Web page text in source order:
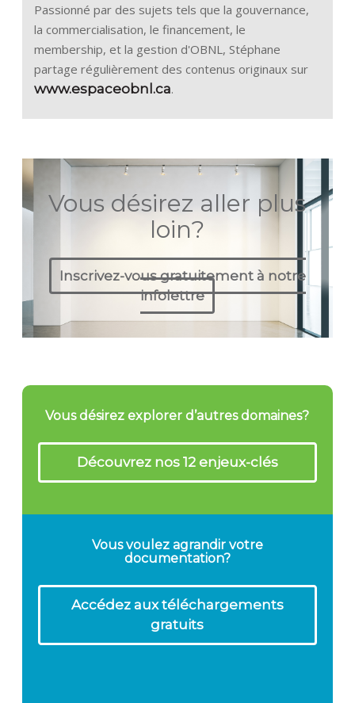
Passionné par des sujets tels que la gouvernance,
la commercialisation, le financement, le
membership, et la gestion d'OBNL, Stéphane
partage régulièrement des contenus originaux sur
www.espaceobnl.ca.
Vous désirez aller plus
loin?
Inscrivez-vous gratuitement à notre
infolettre
Vous désirez explorer d’autres domaines?
Découvrez nos 12 enjeux-clés
Vous voulez agrandir votre
documentation?
Accédez aux téléchargements
gratuits